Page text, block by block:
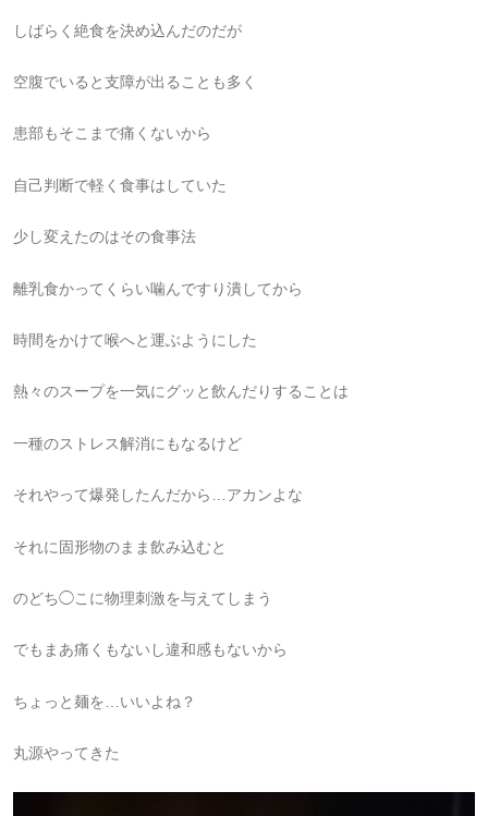
しばらく絶食を決め込んだのだが
空腹でいると支障が出ることも多く
患部もそこまで痛くないから
自己判断で軽く食事はしていた
少し変えたのはその食事法
離乳食かってくらい噛んですり潰してから
時間をかけて喉へと運ぶようにした
熱々のスープを一気にグッと飲んだりすることは
一種のストレス解消にもなるけど
それやって爆発したんだから…アカンよな
それに固形物のまま飲み込むと
のどち◯こに物理刺激を与えてしまう
でもまあ痛くもないし違和感もないから
ちょっと麺を…いいよね？
丸源やってきた